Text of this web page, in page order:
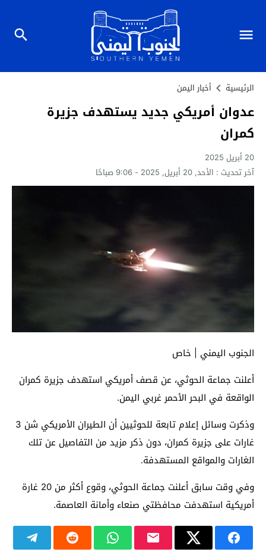
الرئيسية أخبار اليمن
عدوان أمريكي جديد يستهدف جزيرة
كمران
20 أبريل 2025
آخر تحديث : الأحد, 20 أبريل, 2025 - 9:06 صباحًا
الجنوب اليمني | خاص
أعلنت جماعة الحوثي، عن قصف أمريكي استهدف جزيرة كمران
الواقعة في البحر الأحمر غربي اليمن.
وذكرت وسائل إعلام تابعة للحوثيين أن الطيران الأمريكي شن 3
غارات على جزيرة كمران، دون ذكر مزيد من التفاصيل عن تلك
الغارات والمواقع المستهدفة.
وفي وقت سابق أعلنت جماعة الحوثي، وقوع أكثر من 20 غارة
أمريكية استهدفت محافظتي صنعاء وأمانة العاصمة.